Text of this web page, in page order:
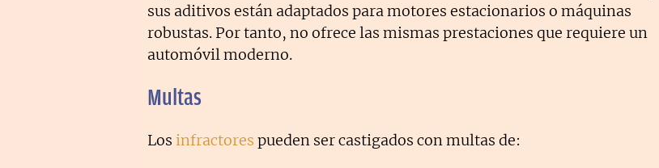
sus aditivos están adaptados para motores estacionarios o máquinas
robustas. Por tanto, no ofrece las mismas prestaciones que requiere un
automóvil moderno.
Multas
Los infractores pueden ser castigados con multas de: